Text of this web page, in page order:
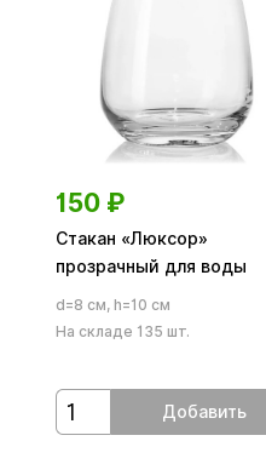
150 ₽
Стакан «Люксор»
прозрачный для воды
d=8 см, h=10 см
На складе 135 шт.
Добавить